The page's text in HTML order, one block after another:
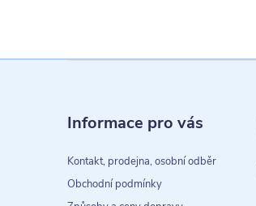
Informace pro vás
Kontakt, prodejna, osobní odběr
Obchodní podmínky